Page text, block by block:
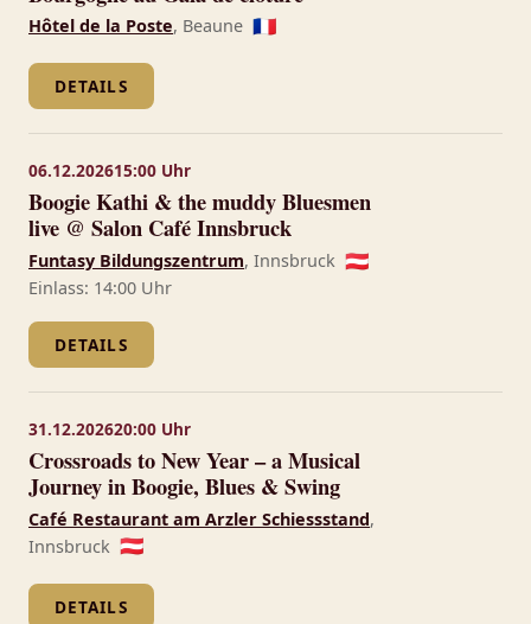
Hôtel de la Poste, Beaune 🇫🇷
DETAILS
06.12.202615:00 Uhr
Boogie Kathi & the muddy Bluesmen
live @ Salon Café Innsbruck
Funtasy Bildungszentrum, Innsbruck 🇦🇹
Einlass: 14:00 Uhr
DETAILS
31.12.202620:00 Uhr
Crossroads to New Year – a Musical
Journey in Boogie, Blues & Swing
Café Restaurant am Arzler Schiessstand,
Innsbruck 🇦🇹
DETAILS